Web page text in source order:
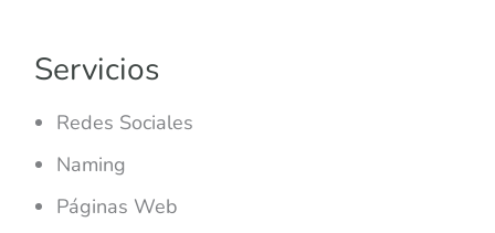
Servicios
Redes Sociales
Naming
Páginas Web